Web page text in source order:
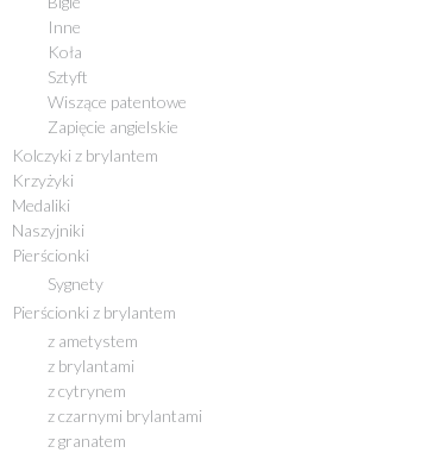
Inne
Koła
Sztyft
Wiszące patentowe
Zapięcie angielskie
Kolczyki z brylantem
Krzyżyki
Medaliki
Naszyjniki
Pierścionki
Sygnety
Pierścionki z brylantem
z ametystem
z brylantami
z cytrynem
z czarnymi brylantami
z granatem